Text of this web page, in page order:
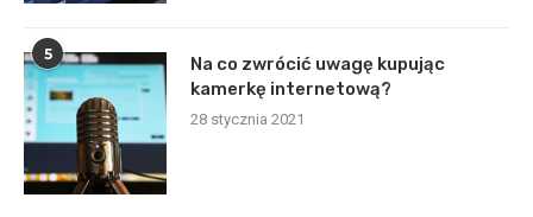
5
Na co zwrócić uwagę kupując
kamerkę internetową?
28 stycznia 2021